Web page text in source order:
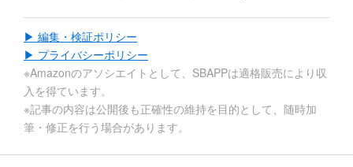
▶ 編集・検証ポリシー
▶ プライバシーポリシー
※Amazonのアソシエイトとして、SBAPPは適格販売により収
入を得ています。
※記事の内容は公開後も正確性の維持を目的として、随時加
筆・修正を行う場合があります。